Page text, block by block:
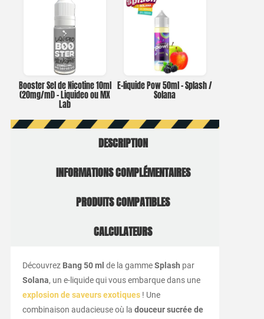
Booster Sel de Nicotine 10ml
(20mg/ml) – Liquideo ou MX
Lab
E-liquide Pow 50ml – Splash /
Solana
DESCRIPTION
INFORMATIONS COMPLÉMENTAIRES
PRODUITS COMPATIBLES
CALCULATEURS
Découvrez Bang 50 ml de la gammeSplash par
Solana, un e-liquide qui vous embarque dans une
explosion de saveurs exotiques! Une
combinaison audacieuse où la douceur sucrée de